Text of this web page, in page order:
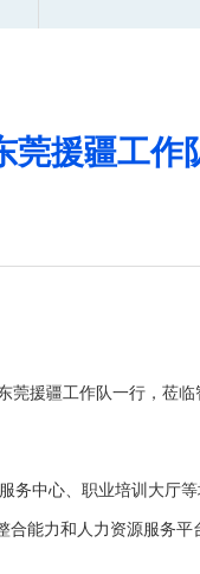
援疆工作
援疆工作队一行，莅
务中心、职业培训大厅
能力和人力资源服务平